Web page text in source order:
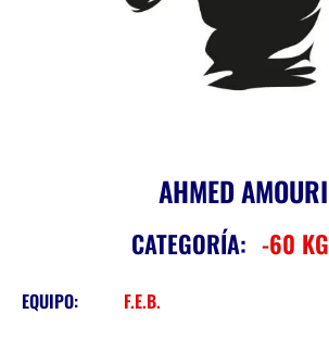
AHMED AMOURI
CATEGORÍA: -60 KG
EQUIPO: F.E.B.